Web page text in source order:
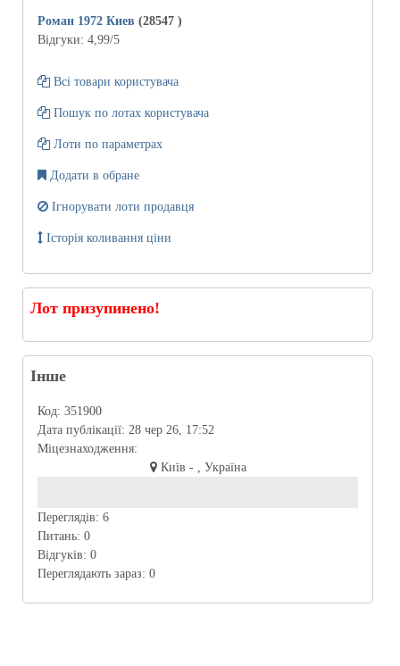
Роман 1972 Киев (28547 )
Відгуки: 4,99/5
Всі товари користувача
Пошук по лотах користувача
Лоти по параметрах
Додати в обране
Ігнорувати лоти продавця
Історія коливання ціни
Лот призупинено!
Інше
Код: 351900
Дата публікації: 28 чер 26, 17:52
Міцезнаходження:
Київ - , Україна
Переглядів: 6
Питань: 0
Відгуків: 0
Переглядають зараз: 0